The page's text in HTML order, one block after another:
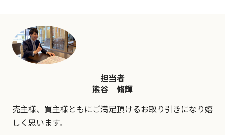
担当者
熊谷 脩輝
売主様、買主様ともにご満足頂けるお取り引きになり嬉
しく思います。